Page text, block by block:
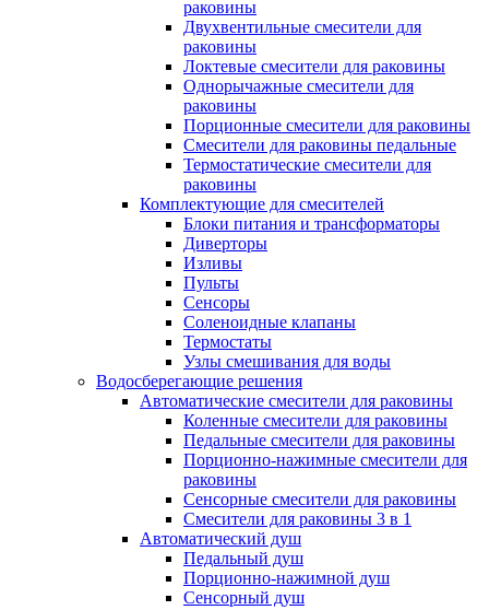
раковины
Двухвентильные смесители для
раковины
Локтевые смесители для раковины
Однорычажные смесители для
раковины
Порционные смесители для раковины
Смесители для раковины педальные
Термостатические смесители для
раковины
Комплектующие для смесителей
Блоки питания и трансформаторы
Диверторы
Изливы
Пульты
Сенсоры
Соленоидные клапаны
Термостаты
Узлы смешивания для воды
Водосберегающие решения
Автоматические смесители для раковины
Коленные смесители для раковины
Педальные смесители для раковины
Порционно-нажимные смесители для
раковины
Сенсорные смесители для раковины
Смесители для раковины 3 в 1
Автоматический душ
Педальный душ
Порционно-нажимной душ
Сенсорный душ